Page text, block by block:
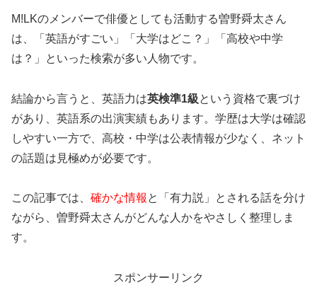
M!LKのメンバーで俳優としても活動する曽野舜太さん
は、「英語がすごい」「大学はどこ？」「高校や中学
は？」といった検索が多い人物です。
結論から言うと、英語力は英検準1級という資格で裏づけ
があり、英語系の出演実績もあります。学歴は大学は確認
しやすい一方で、高校・中学は公表情報が少なく、ネット
の話題は見極めが必要です。
この記事では、 確かな情報 と「有力説」とされる話を分け
ながら、曽野舜太さんがどんな人かをやさしく整理しま
す。
スポンサーリンク